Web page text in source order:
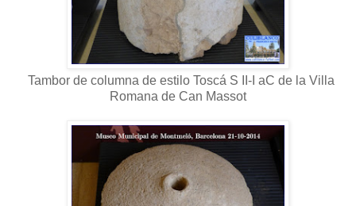
Tambor de columna de estilo Toscá S II-I aC de la Villa
Romana de Can Massot